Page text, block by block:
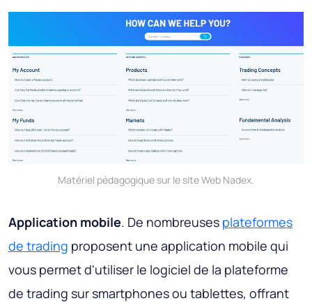
Matériel pédagogique sur le site Web Nadex.
Application mobile. De nombreuses plateformes
de trading proposent une application mobile qui
vous permet d'utiliser le logiciel de la plateforme
de trading sur smartphones ou tablettes, offrant